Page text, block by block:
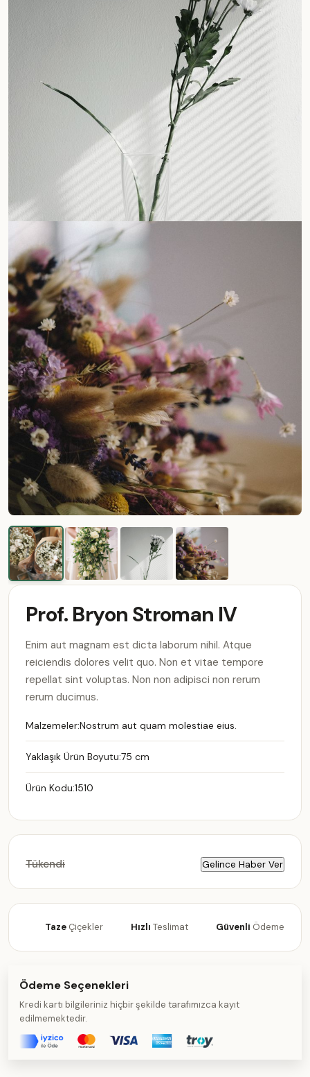
Prof. Bryon Stroman IV
Enim aut magnam est dicta laborum nihil. Atque
reiciendis dolores velit quo. Non et vitae tempore
repellat sint voluptas. Non non adipisci non rerum
rerum ducimus.
Malzemeler:Nostrum aut quam molestiae eius.
Yaklaşık Ürün Boyutu:75 cm
Ürün Kodu:1510
Tükendi Gelince Haber Ver
TazeÇiçekler Hızlı Teslimat Güvenli Ödeme
Ödeme Seçenekleri
Kredi kartı bilgileriniz hiçbir şekilde tarafımızca kayıt
edilmemektedir.